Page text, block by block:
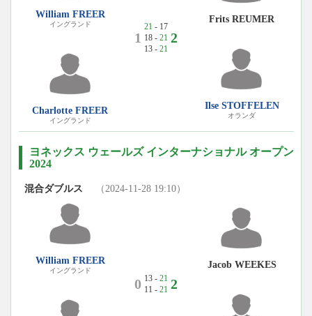
William FREER
イングランド
Charlotte FREER
イングランド
1
21 - 17
18 - 21
13 - 21
2
Frits REUMER
Ilse STOFFELEN
オランダ
ヨネックス ウェールズ インターナショナル オープン
2024
混合ダブルス （2024-11-28 19:10）
William FREER
イングランド
0 13 - 21
11 - 21 2
Jacob WEEKES